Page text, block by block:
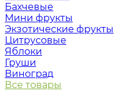
Бахчевые
Мини фрукты
Экзотические фрукты
Цитрусовые
Яблоки
Груши
Виноград
Все товары